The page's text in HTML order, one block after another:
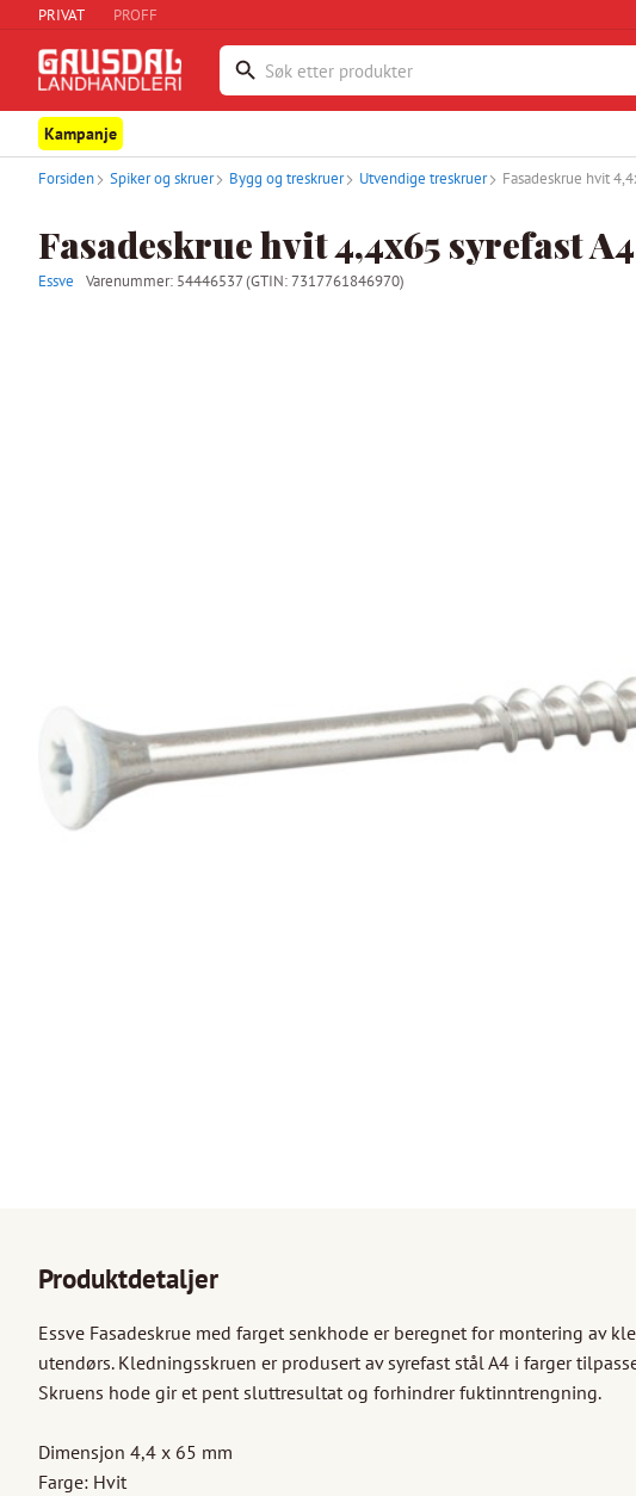
PRIVAT PROFF
Kampanje
Forsiden Spiker og skruer Bygg og treskruer Utvendige treskruer Fasadeskrue hvit
Fasadeskrue hvit 4,4x65 syrefast
Essve Varenummer: 54446537(GTIN: 7317761846970)
Produktdetaljer
Essve Fasadeskrue med farget senkhode er beregnet for montering av
utendørs. Kledningsskruen er produsert av syrefast stål A4 i farger
Skruens hode gir et pent sluttresultat og forhindrer fuktinntrengning.
Dimensjon 4,4 x 65 mm
Farge: Hvit